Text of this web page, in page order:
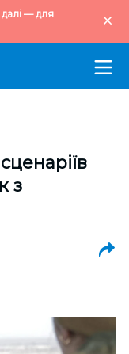
— для
з